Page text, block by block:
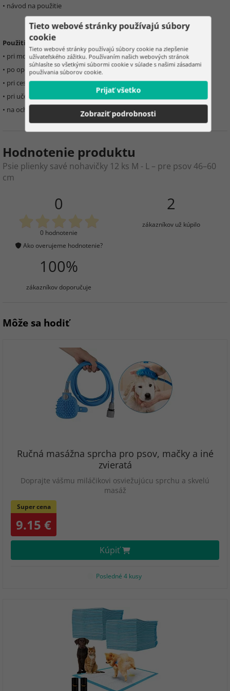
• návod na použitie
Použitie:
• pri močovej inkontinencii
• po operáciách a počas rekonvalescencie
• pri cestovaní
• pri učení hygienických návykov šteniat
• na ochranu domácnosti a pelíškov
Hodnotenie produktu
Psie plienky savé nohavičky 12 ks M - L – pre psov 46–60
cm
0
0 hodnotenie
Ako overujeme hodnotenie?
2
zákazníkov už kúpilo
100%
zákazníkov doporučuje
Môže sa hodiť
Ručná masážna sprcha pro psov, mačky a iné
zvieratá
Doprajte vášmu miláčikovi osviežujúcu sprchu a skvelú
masáž
Super cena
9.15 €
Kúpiť
Posledné 4 kusy
Tieto webové stránky používajú súbory
cookie
Tieto webové stránky používajú súbory cookie na zlepšenie
užívateľského zážitku. Používaním našich webových stránok
súhlasíte so všetkými súbormi cookie v súlade s našimi zásadami
používania súborov cookie.
Prijať všetko
Zobraziť podrobnosti